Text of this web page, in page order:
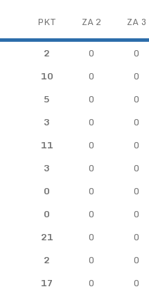
PKT ZA 2 ZA 3
2 0
0
10 0
0
5 0
0
3 0
0
11 0
0
3 0
0
0 0
0
0 0
0
21 0
0
2 0
0
17 0
0